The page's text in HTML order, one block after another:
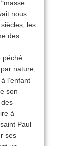
nous
les
des
péché
nature,
l’enfant
son
des
à
Paul
ses